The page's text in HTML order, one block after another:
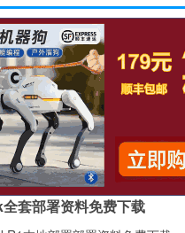
套部署资料免费下载